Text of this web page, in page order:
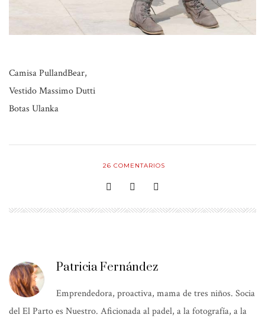
CamisaPullandBear,
VestidoMassimo Dutti
Botas Ulanka
26 COMENTARIOS
Patricia Fernández
Emprendedora, proactiva, mama de tres niños. Socia
del El Parto es Nuestro. Aficionada al padel, a la fotografía, a la